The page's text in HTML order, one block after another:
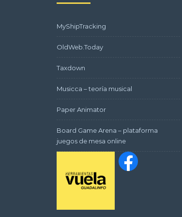
MyShipTracking
OldWeb.Today
Taxdown
Musicca – teoría musical
Paper Animator
Board Game Arena – plataforma
juegos de mesa online